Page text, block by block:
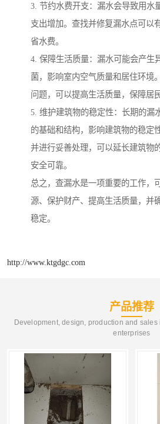
3. 节约水费开支：漏水会导致用水
支出增加。查找并修复漏水点可以
省水费。
4. 保障生活质量：漏水可能会产生
菌，影响室内空气质量和居住环境
问题，可以提高生活质量，保障居
5. 维护建筑物的稳定性：长期的漏
的基础和结构，影响建筑物的稳定
并进行妥善处理，可以延长建筑物
安全可靠。
总之，查漏水是一项重要的工作，
源、保护财产、提高生活质量，并
稳定。
http://www.ktgdgc.com
产品推荐
Development, design, production and
enterprises